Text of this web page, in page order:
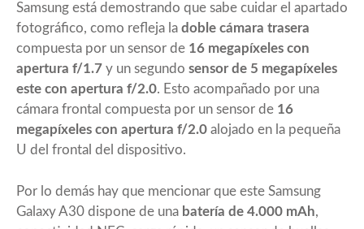
Samsung está demostrando que sabe cuidar el apartado
fotográfico, como refleja la doble cámara trasera
compuesta por un sensor de 16 megapíxeles con
apertura f/1.7 y un segundo sensor de 5 megapíxeles
este con apertura f/2.0. Esto acompañado por una
cámara frontal compuesta por un sensor de 16
megapíxeles con apertura f/2.0 alojado en la pequeña
U del frontal del dispositivo.
Por lo demás hay que mencionar que este Samsung
Galaxy A30 dispone de una batería de 4.000 mAh,